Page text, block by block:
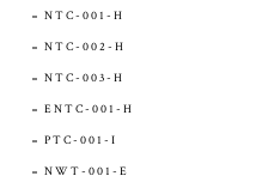
NTC-001-H
NTC-002-H
NTC-003-H
ENTC-001-H
PTC-001-I
NWT-001-E